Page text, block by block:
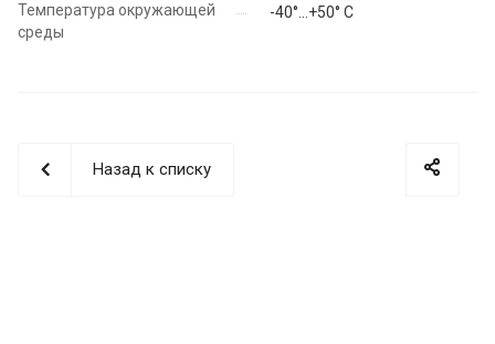
Температура окружающей
среды
-40°…+50° C
Назад к списку